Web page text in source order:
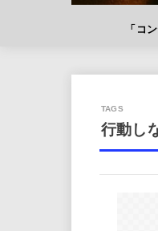
「コ
行動し